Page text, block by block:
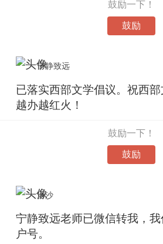
鼓励一下！
鼓励
宁静致远
已落实西部文学倡议。祝西部
越办越红火！
鼓励一下！
鼓励
洛沙
宁静致远老师已微信转我，
户号。